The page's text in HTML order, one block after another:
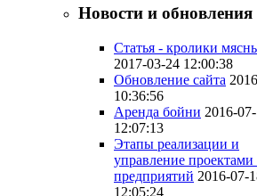
Новости и обновления
Статья - кролики
2017-03-24 12:00:38
Обновление сайта
10:36:56
Аренда бойни 2016-
12:07:13
Этапы реализации и
управление проектами
предприятий 2016-07-
12:05:24